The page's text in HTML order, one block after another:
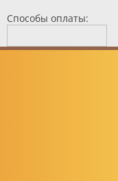
Способы оплаты: